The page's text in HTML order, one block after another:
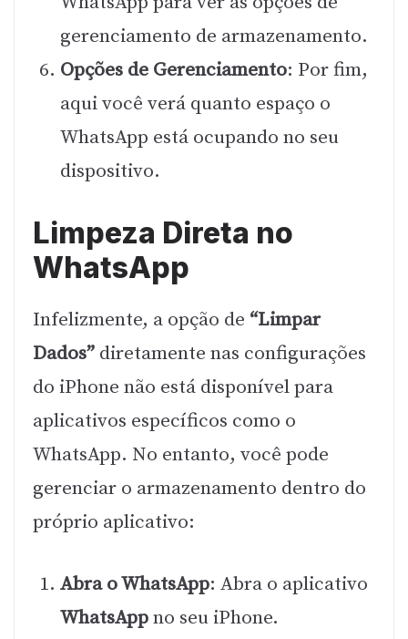
gerenciamento de armazenamento.
Opções de Gerenciamento: Por fim,
aqui você verá quanto espaço o
WhatsApp está ocupando no seu
dispositivo.
Limpeza Direta no
WhatsApp
Infelizmente, a opção de “Limpar
Dados” diretamente nas configurações
do iPhone não está disponível para
aplicativos específicos como o
WhatsApp. No entanto, você pode
gerenciar o armazenamento dentro do
próprio aplicativo:
Abra o WhatsApp: Abra o aplicativo
WhatsAppno seu iPhone.